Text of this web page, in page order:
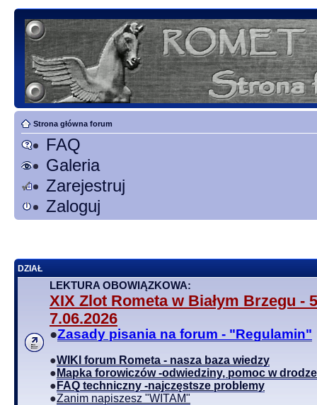
Strona główna forum
FAQ
Galeria
Zarejestruj
Zaloguj
DZIAŁ
LEKTURA OBOWIĄZKOWA:
XIX Zlot Rometa w Białym Brzegu -
7.06.2026
●Zasady pisania na forum - "Regulamin"
●WIKI forum Rometa - nasza baza wiedzy
● Mapka forowiczów -odwiedziny, pomoc w drodze
● FAQ techniczny -najczęstsze problemy
●Zanim napiszesz "WITAM"